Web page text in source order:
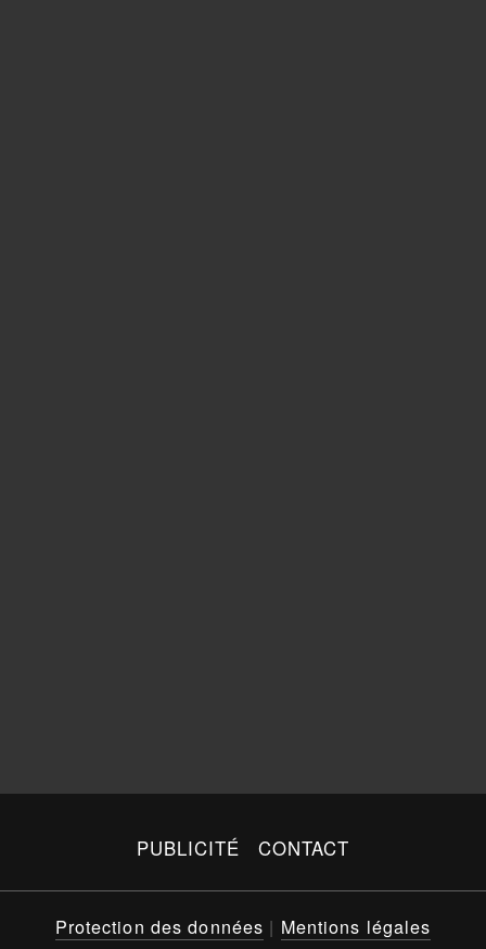
PUBLICITÉ CONTACT
Protection des données | Mentions légales